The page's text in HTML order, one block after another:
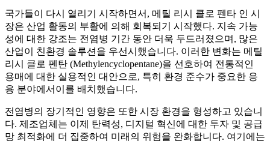
국가들이 다시 열리기 시작하면서, 메틸 리시 클로 펜타 인 시
장은 산업 활동의 부활에 의해 회복되기 시작했다. 지속 가능
성에 대한 강조는 전염병 기간 동안 더욱 두드러졌으며, 많은
산업이 친환경 솔루션을 우선시했습니다. 이러한 변화는 메틸
리시 클로 펜탄 (Methylencyclopentane)을 선호하여 전통적인
용매에 대한 실용적인 대안으로, 특히 환경 준수가 중요한 응
용 분야에서이를 배치했습니다.
전염병의 장기적인 영향은 또한 시장 환경을 형성하고 있습니
다. 제조업체는 이제 탄력성, 디지털 혁신에 대한 투자 및 공급
망 최적화에 더 집중하여 미래의 위험을 완화합니다. 여기에는